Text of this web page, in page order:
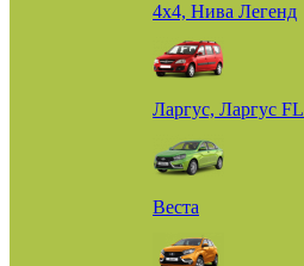
4х4, Нива Легенд
Ларгус, Ларгус FL
Веста